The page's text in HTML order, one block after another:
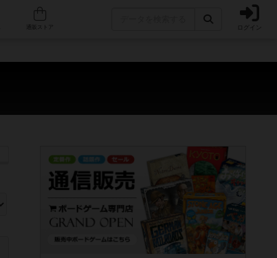
人気ボードゲーム ログイン
アルを読む時間や参加者へのルール説明時間は含まれていないため、初めて
世ファンタジー・クッキング・海賊同士の対決など、ゲームコンセプトを絞
ームに慣れている方向けの絞込機能です。例えば「ダイスロール」はランダ